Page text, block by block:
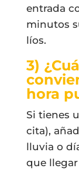
entrada
minutos
líos.
3)
hora
Si tienes
cita),
lluvia o
que